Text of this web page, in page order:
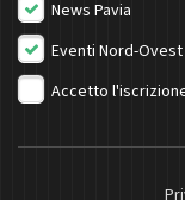
News Pavia
Eventi Nord-Ovest
Accetto